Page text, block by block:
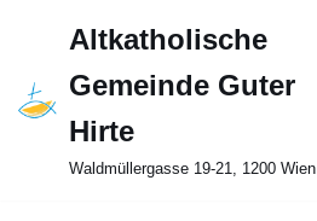
Inhalt
springen
Altkatholische
Gemeinde Guter
Hirte
Waldmüllergasse 19-21, 1200 Wien